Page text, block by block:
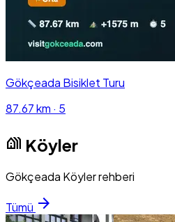
Gökçeada Bisiklet Turu
87.67 km · 5
holiday_village Köyler
Gökçeada Köyler rehberi
Tümü arrow_forward